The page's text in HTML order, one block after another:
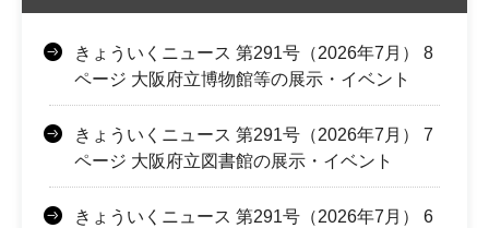
きょういくニュース 第291号（2026年7月） 8
ページ 大阪府立博物館等の展示・イベント
きょういくニュース 第291号（2026年7月） 7
ページ 大阪府立図書館の展示・イベント
きょういくニュース 第291号（2026年7月） 6